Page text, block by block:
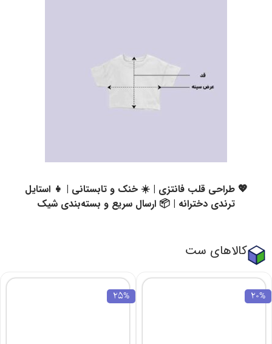
💖 طراحی قلب فانتزی | ☀️ خنک و تابستانی | 👧 استایل
ترندی دخترانه | 📦 ارسال سریع و بسته‌بندی شیک
کالاهای ست
20%
25%